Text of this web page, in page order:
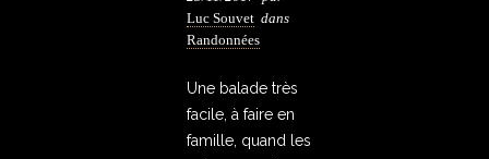
Luc Souvet dans
Randonnées
Une balade très
facile, à faire en
famille, quand les